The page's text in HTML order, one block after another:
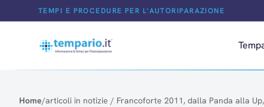
Salta al contenutoTEMPI E PROCEDURE PER L'AUTORIPARAZIONE
Home/articoli in notizie / Francoforte 2011, dalla Panda alla